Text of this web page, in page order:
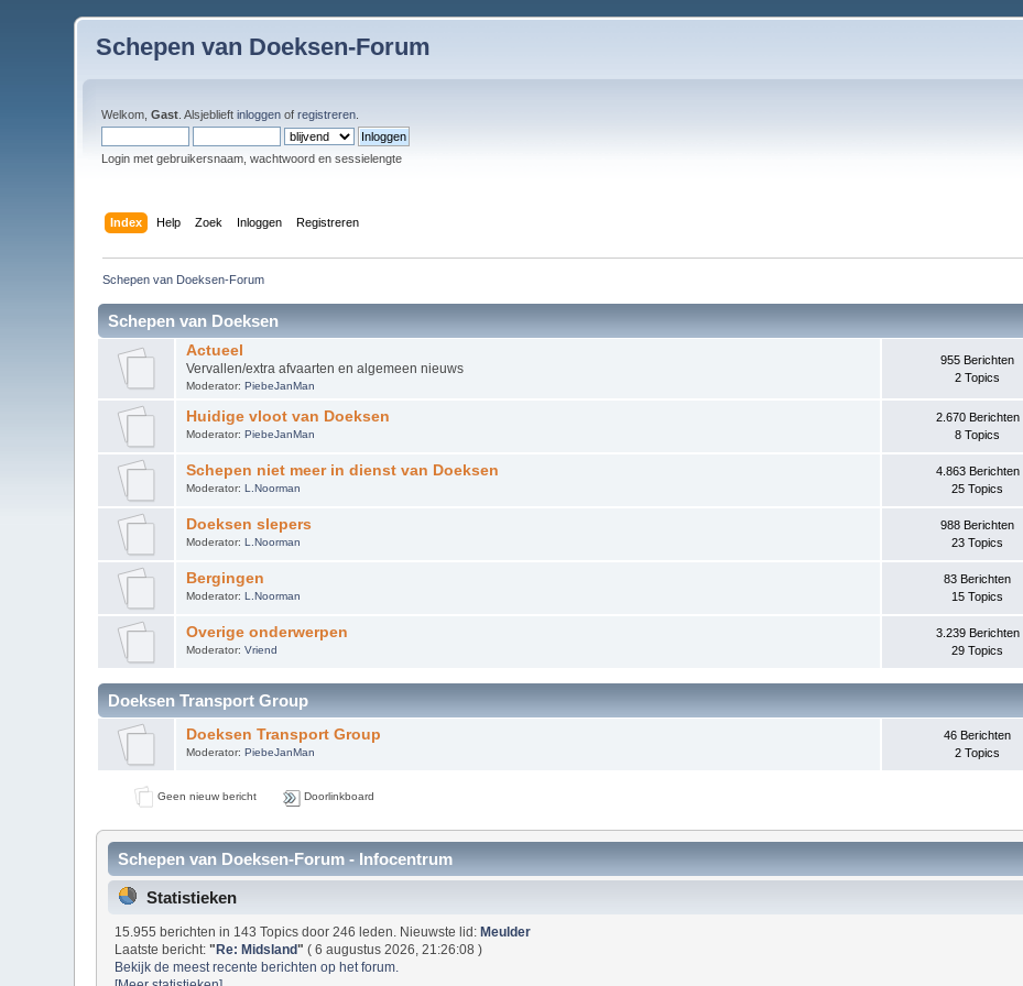
Schepen van Doeksen-Forum
Welkom,Gast . Alsjeblieftinloggen ofregistreren
Login met gebruikersnaam, wachtwoord en sessielengte
Index Help Zoek Inloggen Registreren
Schepen van Doeksen-Forum
Schepen van Doeksen
Actueel
Vervallen/extra afvaarten en algemeen nieuws
Moderator: PiebeJanMan
955 Berichten
2 Topics
Huidige vloot van Doeksen
Moderator: PiebeJanMan
2.670 Berichten
8 Topics
Schepen niet meer in dienst van Doeksen
Moderator: L.Noorman
4.863 Berichten
25 Topics
Doeksen slepers
Moderator: L.Noorman
988 Berichten
23 Topics
Bergingen
Moderator: L.Noorman
83 Berichten
15 Topics
Overige onderwerpen
Moderator: Vriend
3.239 Berichten
29 Topics
Doeksen Transport Group
Doeksen Transport Group
Moderator: PiebeJanMan
46 Berichten
2 Topics
Geen nieuw bericht Doorlinkboard
Schepen van Doeksen-Forum - Infocentrum
Statistieken
15.955 berichten in 143 Topics door 246 leden. Nieuwste lid:Meulder
Laatste bericht:"Re: Midsland" ( 6 augustus 2026, 21:26:08 )
Bekijk de meest recente berichten op het forum.